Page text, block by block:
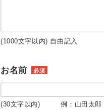
(1000文字以内) 自由記入
お名前 必須
(30文字以内) 例：山田太郎